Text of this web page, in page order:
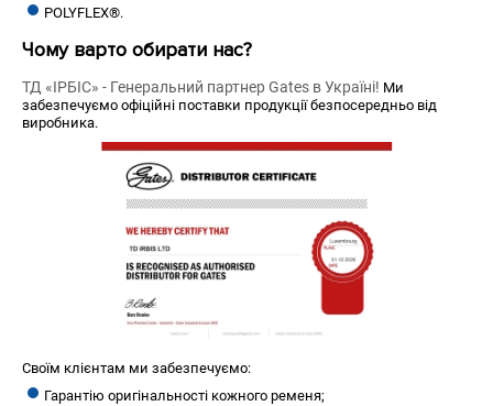
POLYFLEX®.
Чому варто обирати нас?
ТД «ІРБІС» - Генеральний партнер Gates в Україні! Ми
забезпечуємо офіційні поставки продукції безпосередньо від
виробника.
Своїм клієнтам ми забезпечуємо:
Гарантію оригінальності кожного ременя;